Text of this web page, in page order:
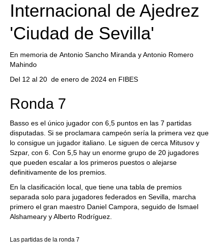
Internacional de Ajedrez
'Ciudad de Sevilla'
En memoria de Antonio Sancho Miranda y Antonio Romero
Mahindo
Del 12 al 20 de enero de 2024 en FIBES
Ronda 7
Basso es el único jugador con 6,5 puntos en las 7 partidas
disputadas. Si se proclamara campeón sería la primera vez que
lo consigue un jugador italiano. Le siguen de cerca Mitusov y
Szpar, con 6. Con 5,5 hay un enorme grupo de 20 jugadores
que pueden escalar a los primeros puestos o alejarse
definitivamente de los premios.
En la clasificación local, que tiene una tabla de premios
separada solo para jugadores federados en Sevilla, marcha
primero el gran maestro Daniel Campora, seguido de Ismael
Alshameary y Alberto Rodríguez.
Las partidas de la ronda 7